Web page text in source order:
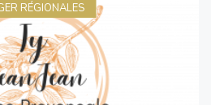
RÉGIONALES